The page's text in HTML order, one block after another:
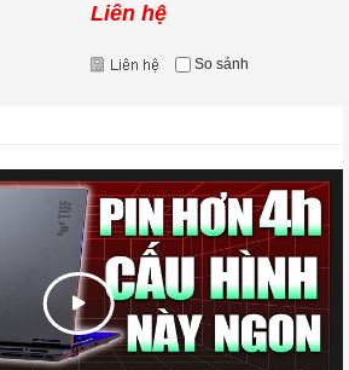
Liên hệ
So sánh